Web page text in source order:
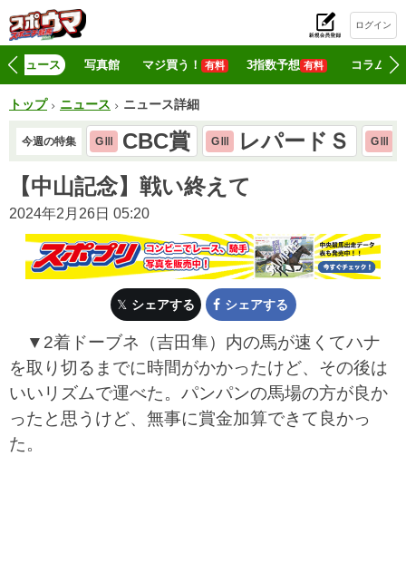
ログイン
ニュース 写真館 マジ買う！ 有料 3指数予想 有料 コラム
トップ ニュース ニュース詳細
今週の特集 GⅢ CBC賞 GⅢ レパードＳ GⅢ
【中山記念】戦い終えて
2024年2月26日 05:20
シェアする シェアする
▼2着ドーブネ（吉田隼）内の馬が速くてハナ
を取り切るまでに時間がかかったけど、その後は
いいリズムで運べた。パンパンの馬場の方が良か
ったと思うけど、無事に賞金加算できて良かっ
た。